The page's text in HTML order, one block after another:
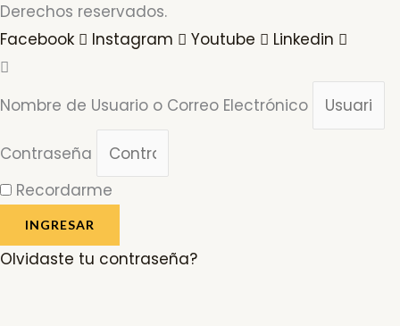
Derechos reservados.
Facebook
Instagram Youtube Linkedin
Nombre de Usuario o Correo Electrónico
Contraseña
Recordarme
INGRESAR
Olvidaste tu contraseña?